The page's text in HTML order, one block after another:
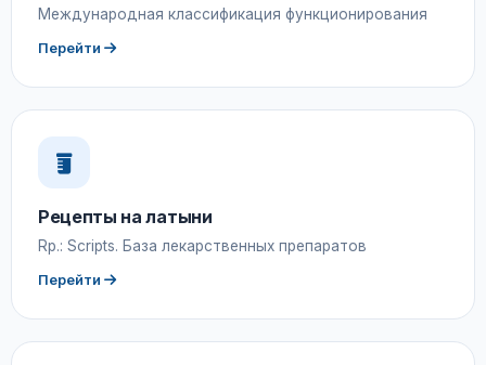
Международная классификация функционирования
Перейти
Рецепты на латыни
Rp.: Scripts. База лекарственных препаратов
Перейти